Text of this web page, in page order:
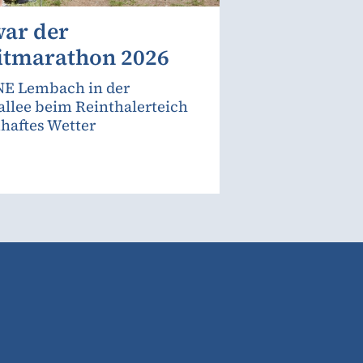
der
2026
Lembach in der
beim Reinthalerteich
Wetter